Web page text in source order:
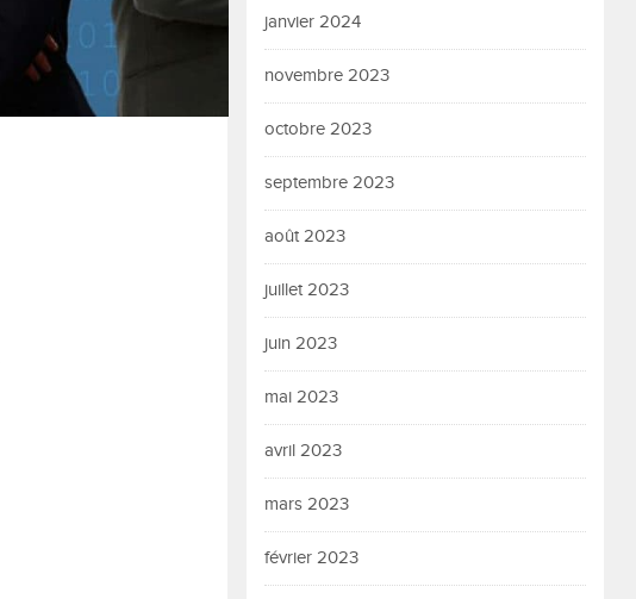
janvier 2024
novembre 2023
octobre 2023
septembre 2023
août 2023
juillet 2023
juin 2023
mai 2023
avril 2023
mars 2023
février 2023